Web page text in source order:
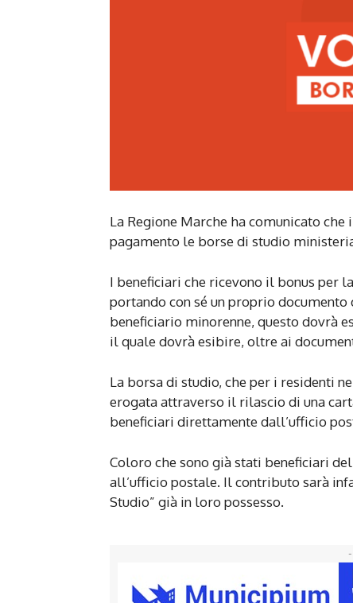
La Regione Marche ha comunicato
pagamento le borse di studio
I beneficiari che ricevono il bonus per
portando con sé un proprio
beneficiario minorenne, questo dovrà
il quale dovrà esibire, oltre ai
La borsa di studio, che per i residenti
erogata attraverso il rilascio di una
beneficiari direttamente dall’ufficio
Coloro che sono già stati beneficiari
all’ufficio postale. Il contributo sarà
Studio” già in loro possesso.
-